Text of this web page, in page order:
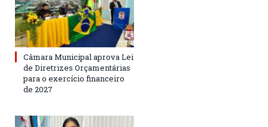
Câmara Municipal aprova Lei
de Diretrizes Orçamentárias
para o exercício financeiro
de 2027